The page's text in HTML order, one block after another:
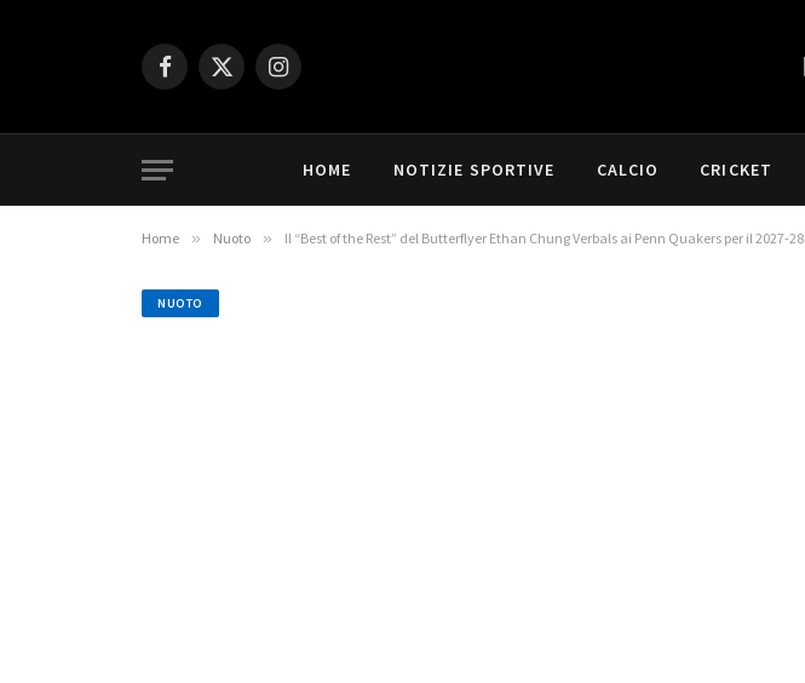
Facebook
X
Instagram
HOME NOTIZIE SPORTIVE CALCIO CRICKET
Home » Nuoto » Il “Best of the Rest” del Butterflyer Ethan Chung Verbals ai Penn Quakers per il 2027-28
NUOTO